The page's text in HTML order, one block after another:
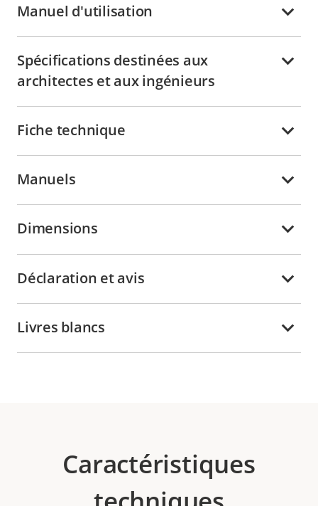
Manuel d'utilisation
Spécifications destinées aux
architectes et aux ingénieurs
Fiche technique
Manuels
Dimensions
Déclaration et avis
Livres blancs
Caractéristiques